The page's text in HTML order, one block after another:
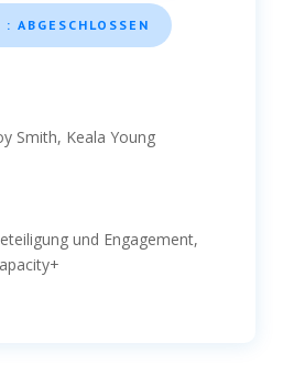
ABGESCHLOSSEN
Smith, Keala Young
und Engagement,